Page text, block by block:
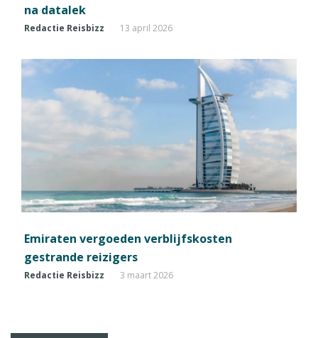
na datalek
Redactie Reisbizz 13 april 2026
Emiraten vergoeden verblijfskosten
gestrande reizigers
Redactie Reisbizz 3 maart 2026